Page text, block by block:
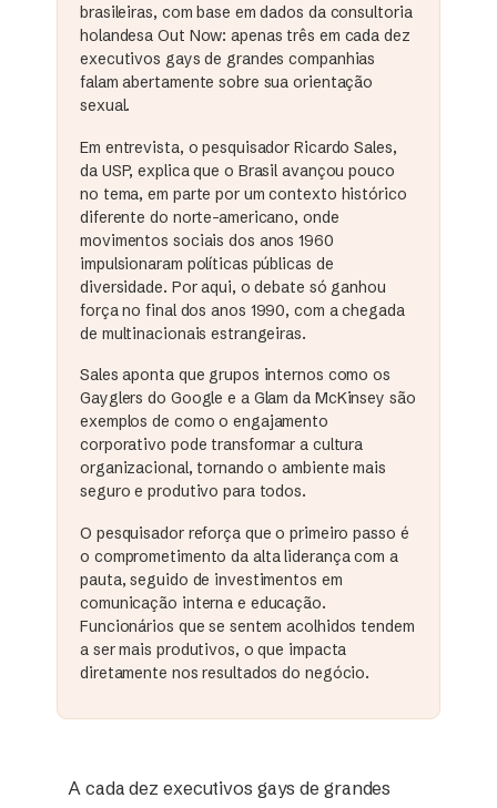
brasileiras, com base em dados da consultoria
holandesa Out Now: apenas três em cada dez
executivos gays de grandes companhias
falam abertamente sobre sua orientação
sexual.
Em entrevista, o pesquisador Ricardo Sales,
da USP, explica que o Brasil avançou pouco
no tema, em parte por um contexto histórico
diferente do norte-americano, onde
movimentos sociais dos anos 1960
impulsionaram políticas públicas de
diversidade. Por aqui, o debate só ganhou
força no final dos anos 1990, com a chegada
de multinacionais estrangeiras.
Sales aponta que grupos internos como os
Gayglers do Google e a Glam da McKinsey são
exemplos de como o engajamento
corporativo pode transformar a cultura
organizacional, tornando o ambiente mais
seguro e produtivo para todos.
O pesquisador reforça que o primeiro passo é
o comprometimento da alta liderança com a
pauta, seguido de investimentos em
comunicação interna e educação.
Funcionários que se sentem acolhidos tendem
a ser mais produtivos, o que impacta
diretamente nos resultados do negócio.
A cada dez executivos gays de grandes